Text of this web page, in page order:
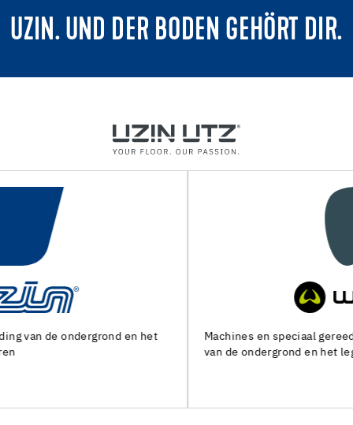
UZIN. UND DER BODEN GEHÖRT DIR.
Machines en speciaal gereedschap voor de voorbereiding
van de ondergrond en het leggen van alle soorten bedekking